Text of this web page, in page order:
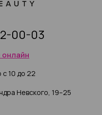
Невского, 19–25
10 до 22
онлайн
00-03